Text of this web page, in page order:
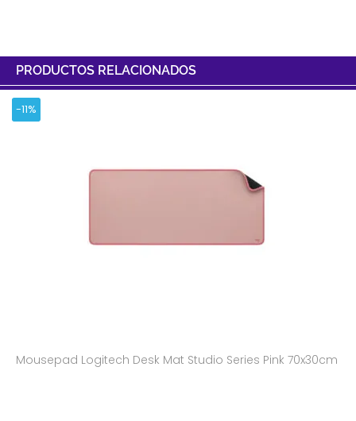
PRODUCTOS RELACIONADOS
-11%
Mousepad Logitech Desk Mat Studio Series Pink 70x30cm